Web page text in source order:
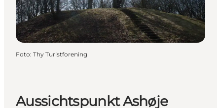
Foto: Thy Turistforening
Aussichtspunkt Ashøje